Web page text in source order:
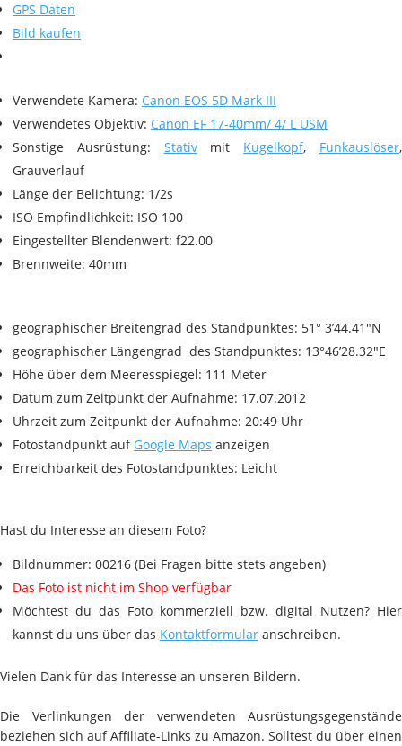
GPS Daten
Bild kaufen
Verwendete Kamera: Canon EOS 5D Mark III
Verwendetes Objektiv: Canon EF 17-40mm/ 4/ L USM
Sonstige Ausrüstung: Stativmit Kugelkopf, Funkauslöser,
Grauverlauf
Länge der Belichtung: 1/2s
ISO Empfindlichkeit: ISO 100
Eingestellter Blendenwert: f22.00
Brennweite: 40mm
geographischer Breitengrad des Standpunktes: 51° 3’44.41″N
geographischer Längengrad des Standpunktes: 13°46’28.32″E
Höhe über dem Meeresspiegel: 111 Meter
Datum zum Zeitpunkt der Aufnahme: 17.07.2012
Uhrzeit zum Zeitpunkt der Aufnahme: 20:49 Uhr
Fotostandpunkt auf Google Maps anzeigen
Erreichbarkeit des Fotostandpunktes: Leicht
Hast du Interesse an diesem Foto?
Bildnummer: 00216 (Bei Fragen bitte stets angeben)
Das Foto ist nicht im Shop verfügbar
Möchtest du das Foto kommerziell bzw. digital Nutzen? Hier
kannst du uns über das Kontaktformular anschreiben.
Vielen Dank für das Interesse an unseren Bildern.
Die Verlinkungen der verwendeten Ausrüstungsgegenstände
beziehen sich auf Affiliate-Links zu Amazon. Solltest du über einen